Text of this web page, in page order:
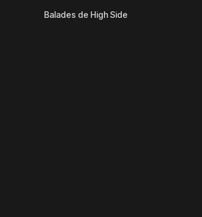
Balades de High Side